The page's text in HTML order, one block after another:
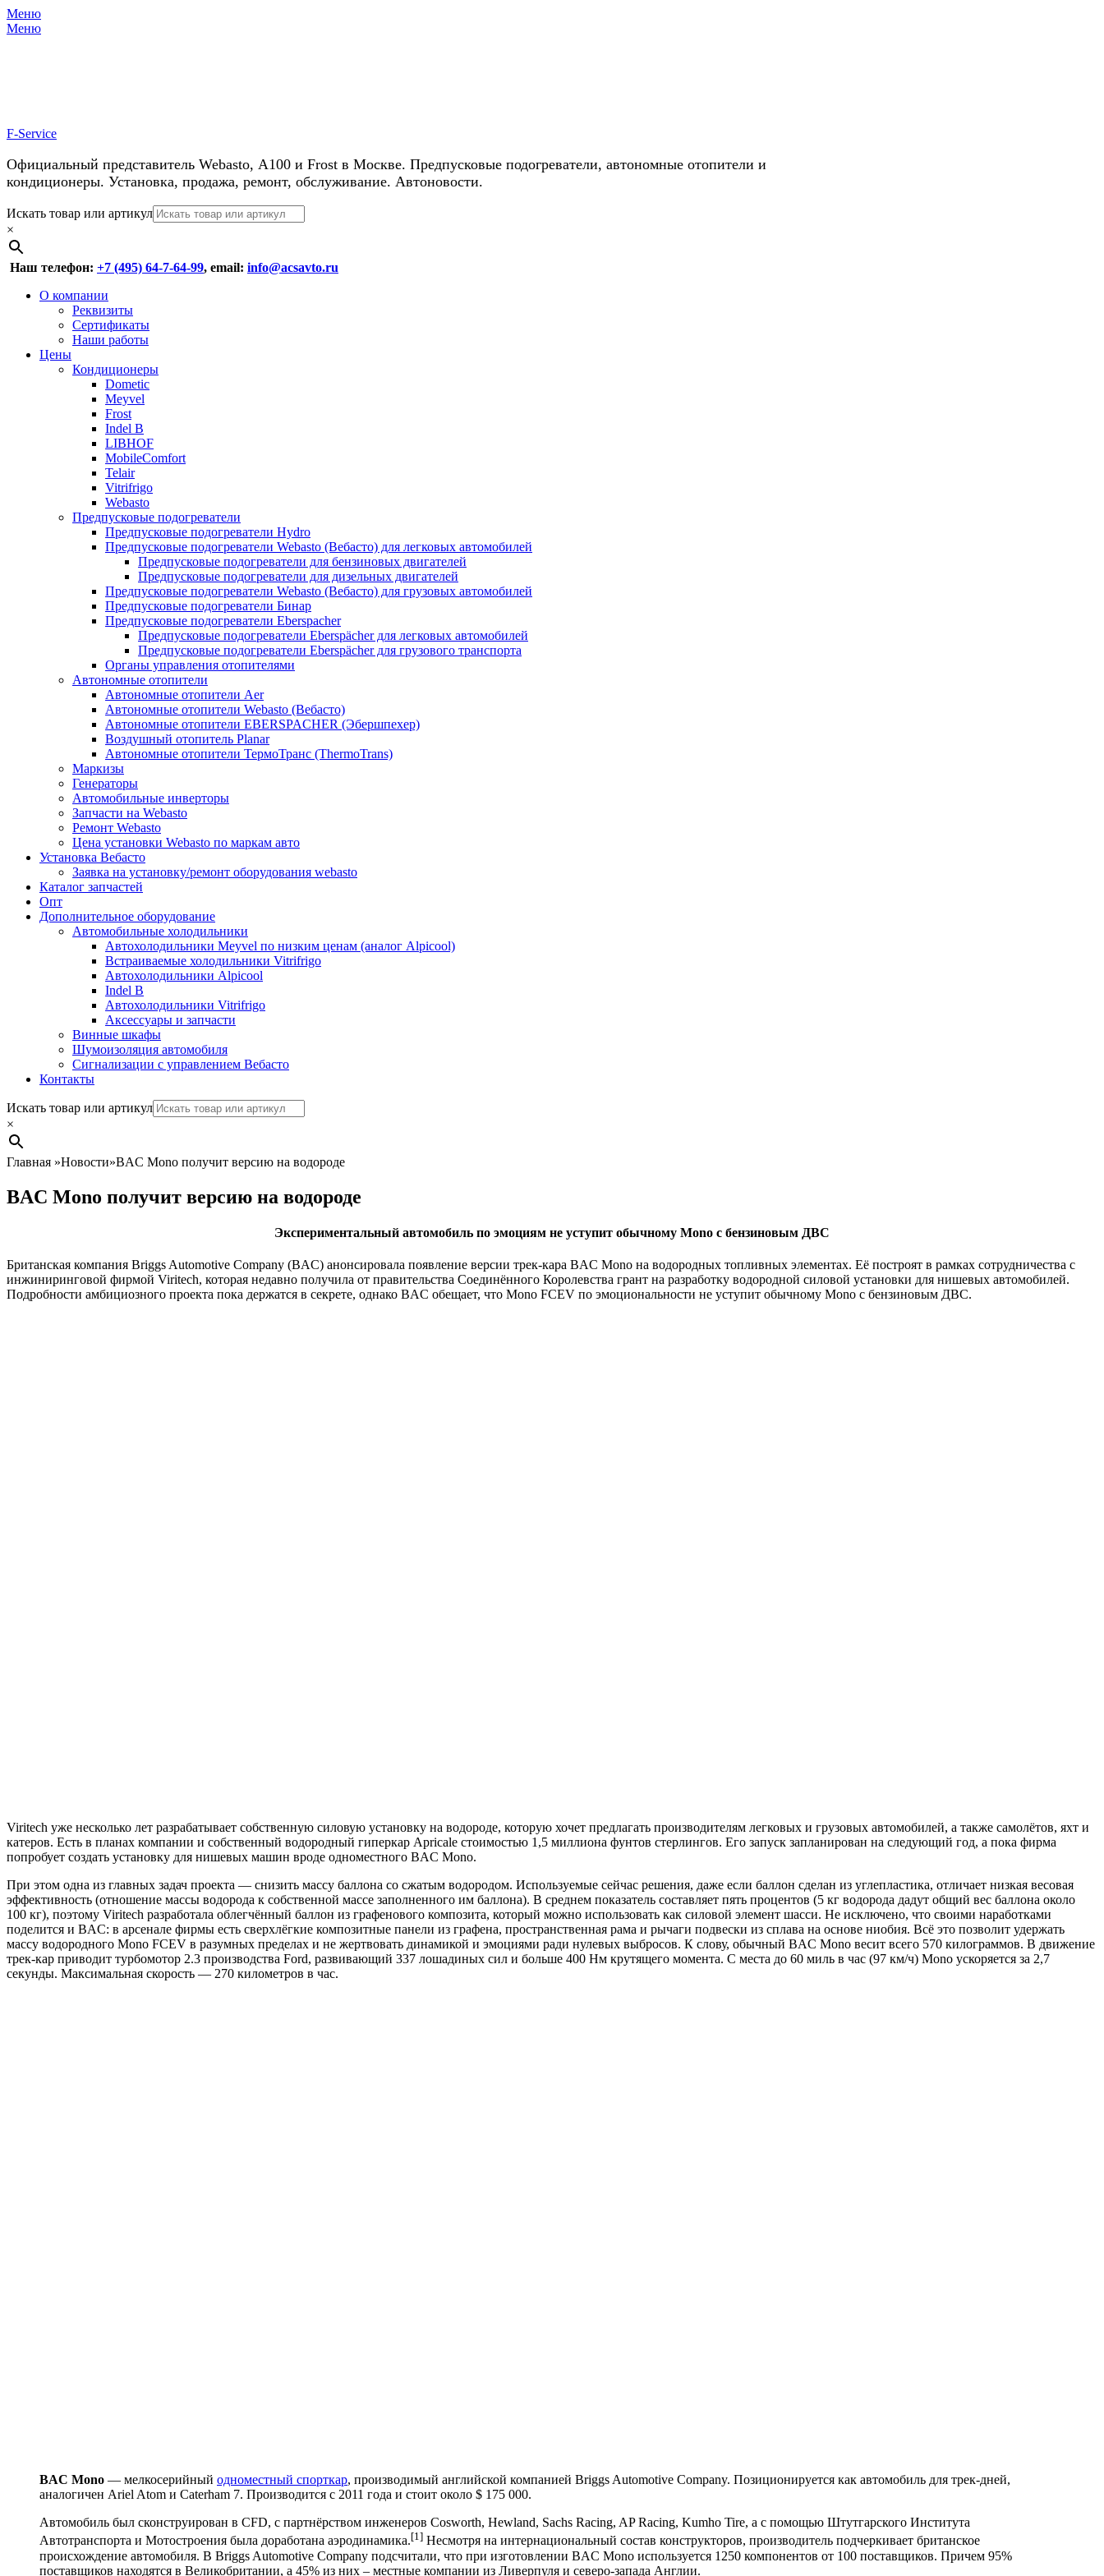
Меню
Меню
F-Service
Официальный представитель Webasto, А100 и Frost в Москве. Предпусковые подогреватели, автономные отопители и
кондиционеры. Установка, продажа, ремонт, обслуживание. Автоновости.
Header
Right
Menu
Перейти
к
содержимому
Искать товар или артикул
×
Наш телефон: +7 (495) 64-7-64-99, email: info@acsavto.ru
Основное
Перейти
содержимому
О компании
Реквизиты
Сертификаты
Наши работы
Цены
Кондиционеры
Dometic
Meyvel
Frost
Indel B
LIBHOF
MobileComfort
Telair
Vitrifrigo
Webasto
Предпусковые подогреватели
Предпусковые подогреватели Hydro
Предпусковые подогреватели Webasto (Вебасто) для легковых автомобилей
Предпусковые подогреватели для бензиновых двигателей
Предпусковые подогреватели для дизельных двигателей
Предпусковые подогреватели Webasto (Вебасто) для грузовых автомобилей
Предпусковые подогреватели Бинар
Предпусковые подогреватели Eberspacher
Предпусковые подогреватели Eberspächer для легковых автомобилей
Предпусковые подогреватели Eberspächer для грузового транспорта
Органы управления отопителями
Автономные отопители
Автономные отопители Аer
Автономные отопители Webasto (Вебасто)
Автономные отопители EBERSPACHER (Эбершпехер)
Воздушный отопитель Planar
Автономные отопители ТермоТранс (ThermoTrans)
Маркизы
Генераторы
Автомобильные инверторы
Запчасти на Webasto
Ремонт Webasto
Цена установки Webasto по маркам авто
Установка Вебасто
Заявка на установку/ремонт оборудования webasto
Каталог запчастей
Опт
Дополнительное оборудование
Автомобильные холодильники
Автохолодильники Meyvel по низким ценам (аналог Alpicool)
Встраиваемые холодильники Vitrifrigo
Автохолодильники Alpicool
Indel B
Автохолодильники Vitrifrigo
Аксессуары и запчасти
Винные шкафы
Шумоизоляция автомобиля
Сигнализации с управлением Вебасто
Контакты
Search
Искать товар или артикул
×
Главная »Новости»BAC Mono получит версию на водороде
BAC Mono получит версию на водороде
Экспериментальный автомобиль по эмоциям не уступит обычному Mono с бензиновым ДВС
Британская компания Briggs Automotive Company (BAC) анонсировала появление версии трек-кара BAC Mono на водородных топливных элементах. Её построят в рамках сотрудничества с
инжиниринговой фирмой Viritech, которая недавно получила от правительства Соединённого Королевства грант на разработку водородной силовой установки для нишевых автомобилей.
Подробности амбициозного проекта пока держатся в секрете, однако BAC обещает, что Mono FCEV по эмоциональности не уступит обычному Mono с бензиновым ДВС.
Viritech уже несколько лет разрабатывает собственную силовую установку на водороде, которую хочет предлагать производителям легковых и грузовых автомобилей, а также самолётов, яхт и
катеров. Есть в планах компании и собственный водородный гиперкар Apricale стоимостью 1,5 миллиона фунтов стерлингов. Его запуск запланирован на следующий год, а пока фирма
попробует создать установку для нишевых машин вроде одноместного BAC Mono.
При этом одна из главных задач проекта — снизить массу баллона со сжатым водородом. Используемые сейчас решения, даже если баллон сделан из углепластика, отличает низкая весовая
эффективность (отношение массы водорода к собственной массе заполненного им баллона). В среднем показатель составляет пять процентов (5 кг водорода дадут общий вес баллона около
100 кг), поэтому Viritech разработала облегчённый баллон из графенового композита, который можно использовать как силовой элемент шасси. Не исключено, что своими наработками
поделится и BAC: в арсенале фирмы есть сверхлёгкие композитные панели из графена, пространственная рама и рычаги подвески из сплава на основе ниобия. Всё это позволит удержать
массу водородного Mono FCEV в разумных пределах и не жертвовать динамикой и эмоциями ради нулевых выбросов. К слову, обычный BAC Mono весит всего 570 килограммов. В движение
трек-кар приводит турбомотор 2.3 производства Ford, развивающий 337 лошадиных сил и больше 400 Нм крутящего момента. С места до 60 миль в час (97 км/ч) Mono ускоряется за 2,7
секунды. Максимальная скорость — 270 километров в час.
BAC Mono — мелкосерийный одноместный спорткар, производимый английской компанией Briggs Automotive Company. Позиционируется как автомобиль для трек-дней,
аналогичен Ariel Atom и Caterham 7. Производится с 2011 года и стоит около $ 175 000.
Автомобиль был сконструирован в CFD, с партнёрством инженеров Cosworth, Hewland, Sachs Racing, AP Racing, Kumho Tire, а с помощью Штутгарского Института
Автотранспорта и Мотостроения была доработана аэродинамика.[1] Несмотря на интернациональный состав конструкторов, производитель подчеркивает британское
происхождение автомобиля. В Briggs Automotive Company подсчитали, что при изготовлении BAC Mono используется 1250 компонентов от 100 поставщиков. Причем 95%
поставщиков находятся в Великобритании, а 45% из них – местные компании из Ливерпуля и северо-запада Англии.